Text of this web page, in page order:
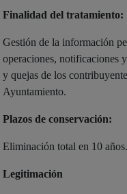
Finalidad del tratamiento:
Gestión de la información
operaciones, notificaciones
y quejas de los
Ayuntamiento.
Plazos de conservación:
Eliminación total en 10 años.
Legitimación